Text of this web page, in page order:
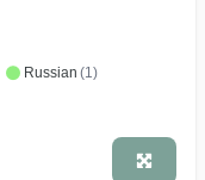
Russian (1)